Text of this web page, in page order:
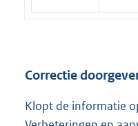
t
e
l
i
Correctie
Klopt de informatie